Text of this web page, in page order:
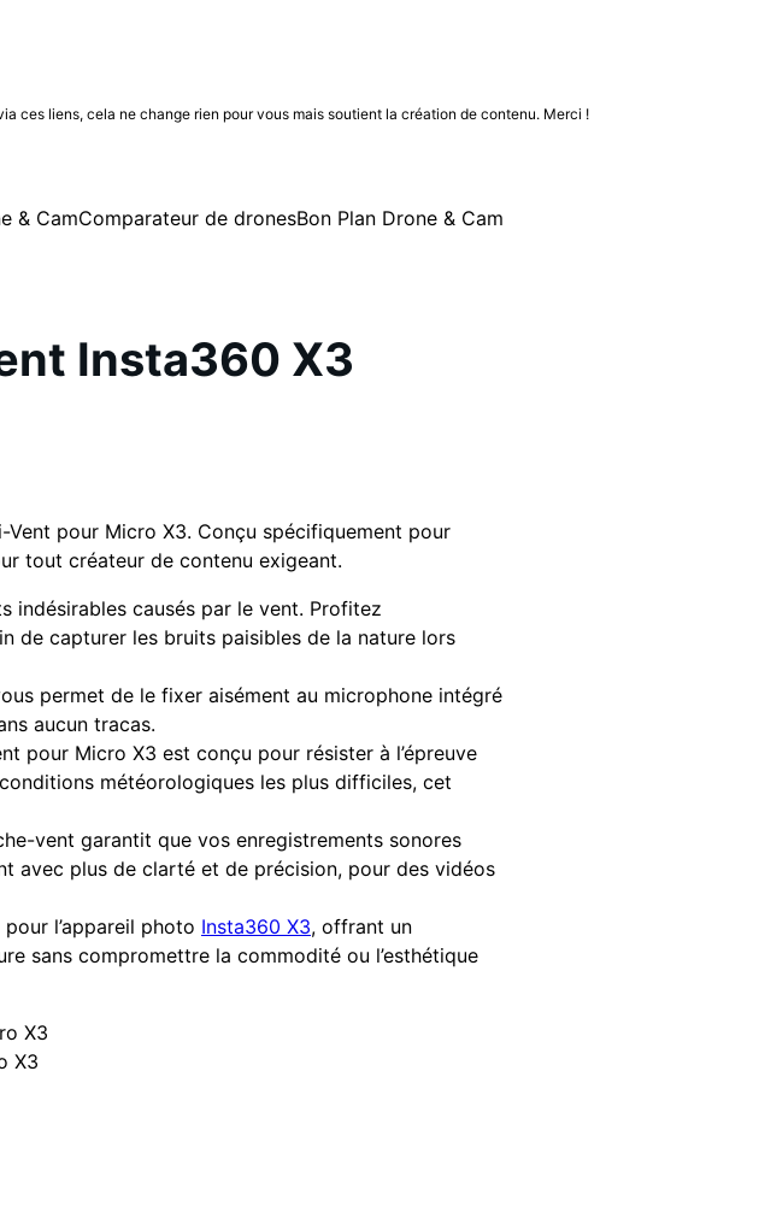
ces liens, cela ne change rien pour vous mais soutient la création de contenu. Merci !
& CamComparateur de dronesBon Plan Drone & Cam
Insta360 X3
Vent pour Micro X3. Conçu spécifiquement pour
tout créateur de contenu exigeant.
indésirables causés par le vent. Profitez
de capturer les bruits paisibles de la nature lors
permet de le fixer aisément au microphone intégré
aucun tracas.
pour Micro X3 est conçu pour résister à l’épreuve
météorologiques les plus difficiles, cet
vent garantit que vos enregistrements sonores
avec plus de clarté et de précision, pour des vidéos
l’appareil photo Insta360 X3, offrant un
sans compromettre la commodité ou l’esthétique
X3